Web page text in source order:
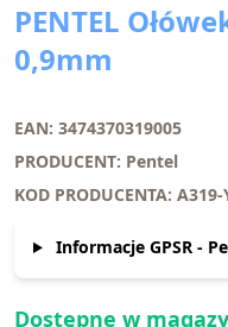
PENTEL
0,9mm
EAN: 3474370319005
PRODUCENT: Pentel
KOD PRODUCENTA: A319-
Informacje GPSR -
Dostępne w